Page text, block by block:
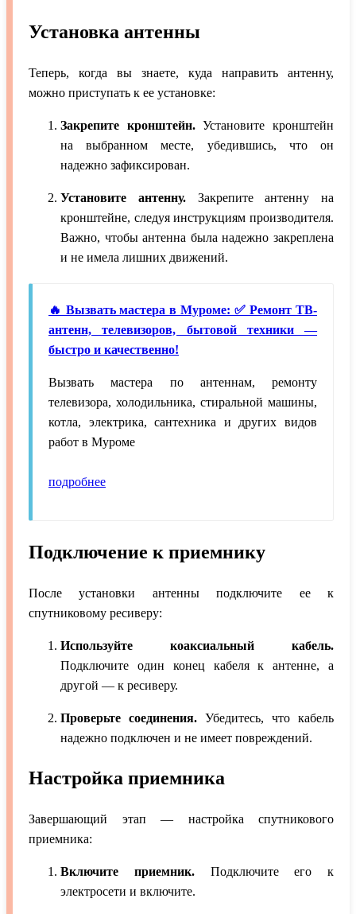
Установка антенны
Теперь, когда вы знаете, куда направить антенну,
можно приступать к ее установке:
Закрепите кронштейн.Установите кронштейн
на выбранном месте, убедившись, что он
надежно зафиксирован.
Установите антенну.Закрепите антенну на
кронштейне, следуя инструкциям производителя.
Важно, чтобы антенна была надежно закреплена
и не имела лишних движений.
🔥 Вызвать мастера в Муроме: ✅ Ремонт ТВ-
антенн, телевизоров, бытовой техники —
быстро и качественно!
Вызвать мастера по антеннам, ремонту
телевизора, холодильника, стиральной машины,
котла, электрика, сантехника и других видов
работ в Муроме
подробнее
Подключение к приемнику
После установки антенны подключите ее к
спутниковому ресиверу:
Используйте коаксиальный кабель.
Подключите один конец кабеля к антенне, а
другой — к ресиверу.
Проверьте соединения. Убедитесь, что кабель
надежно подключен и не имеет повреждений.
Настройка приемника
Завершающий этап — настройка спутникового
приемника:
Включите приемник.Подключите его к
электросети и включите.